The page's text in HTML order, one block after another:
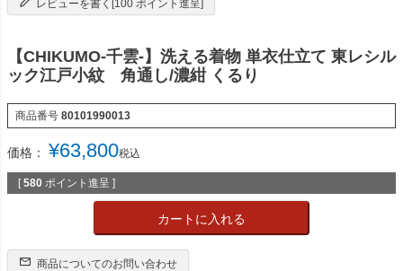
レビューを書く[100 ポイント進呈]
【CHIKUMO-千雲-】洗える着物 単衣仕立て 東レシル
ック江戸小紋 角通し/濃紺 くるり
商品番号 80101990013
価格： ¥63,800税込
[ 580 ポイント進呈 ]
カートに入れる
商品についてのお問い合わせ